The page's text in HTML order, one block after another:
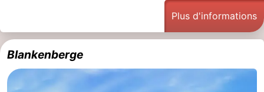
des
phoques
Boire
et
Événements
Plus d'informations
Blankenberge